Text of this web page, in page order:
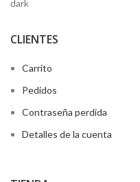
CLIENTES
Carrito
Pedidos
Contraseña perdida
Detalles de la cuenta